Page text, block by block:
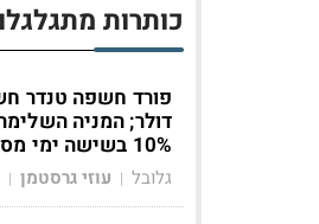
כותרות
דולר; המניה
10% בשישה ימי מסחר
גלובל | עוזי גרסטמן |